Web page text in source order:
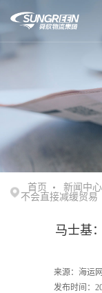
首页 新闻中心
不会直接减缓贸易
马士基
来源：海运网
发布时间：